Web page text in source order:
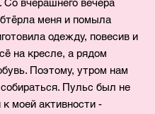
Со вчерашнего вечера
меня и помыла
одежду, повесив и
на кресле, а рядом
Поэтому, утром нам
Пульс был не
к моей активности -